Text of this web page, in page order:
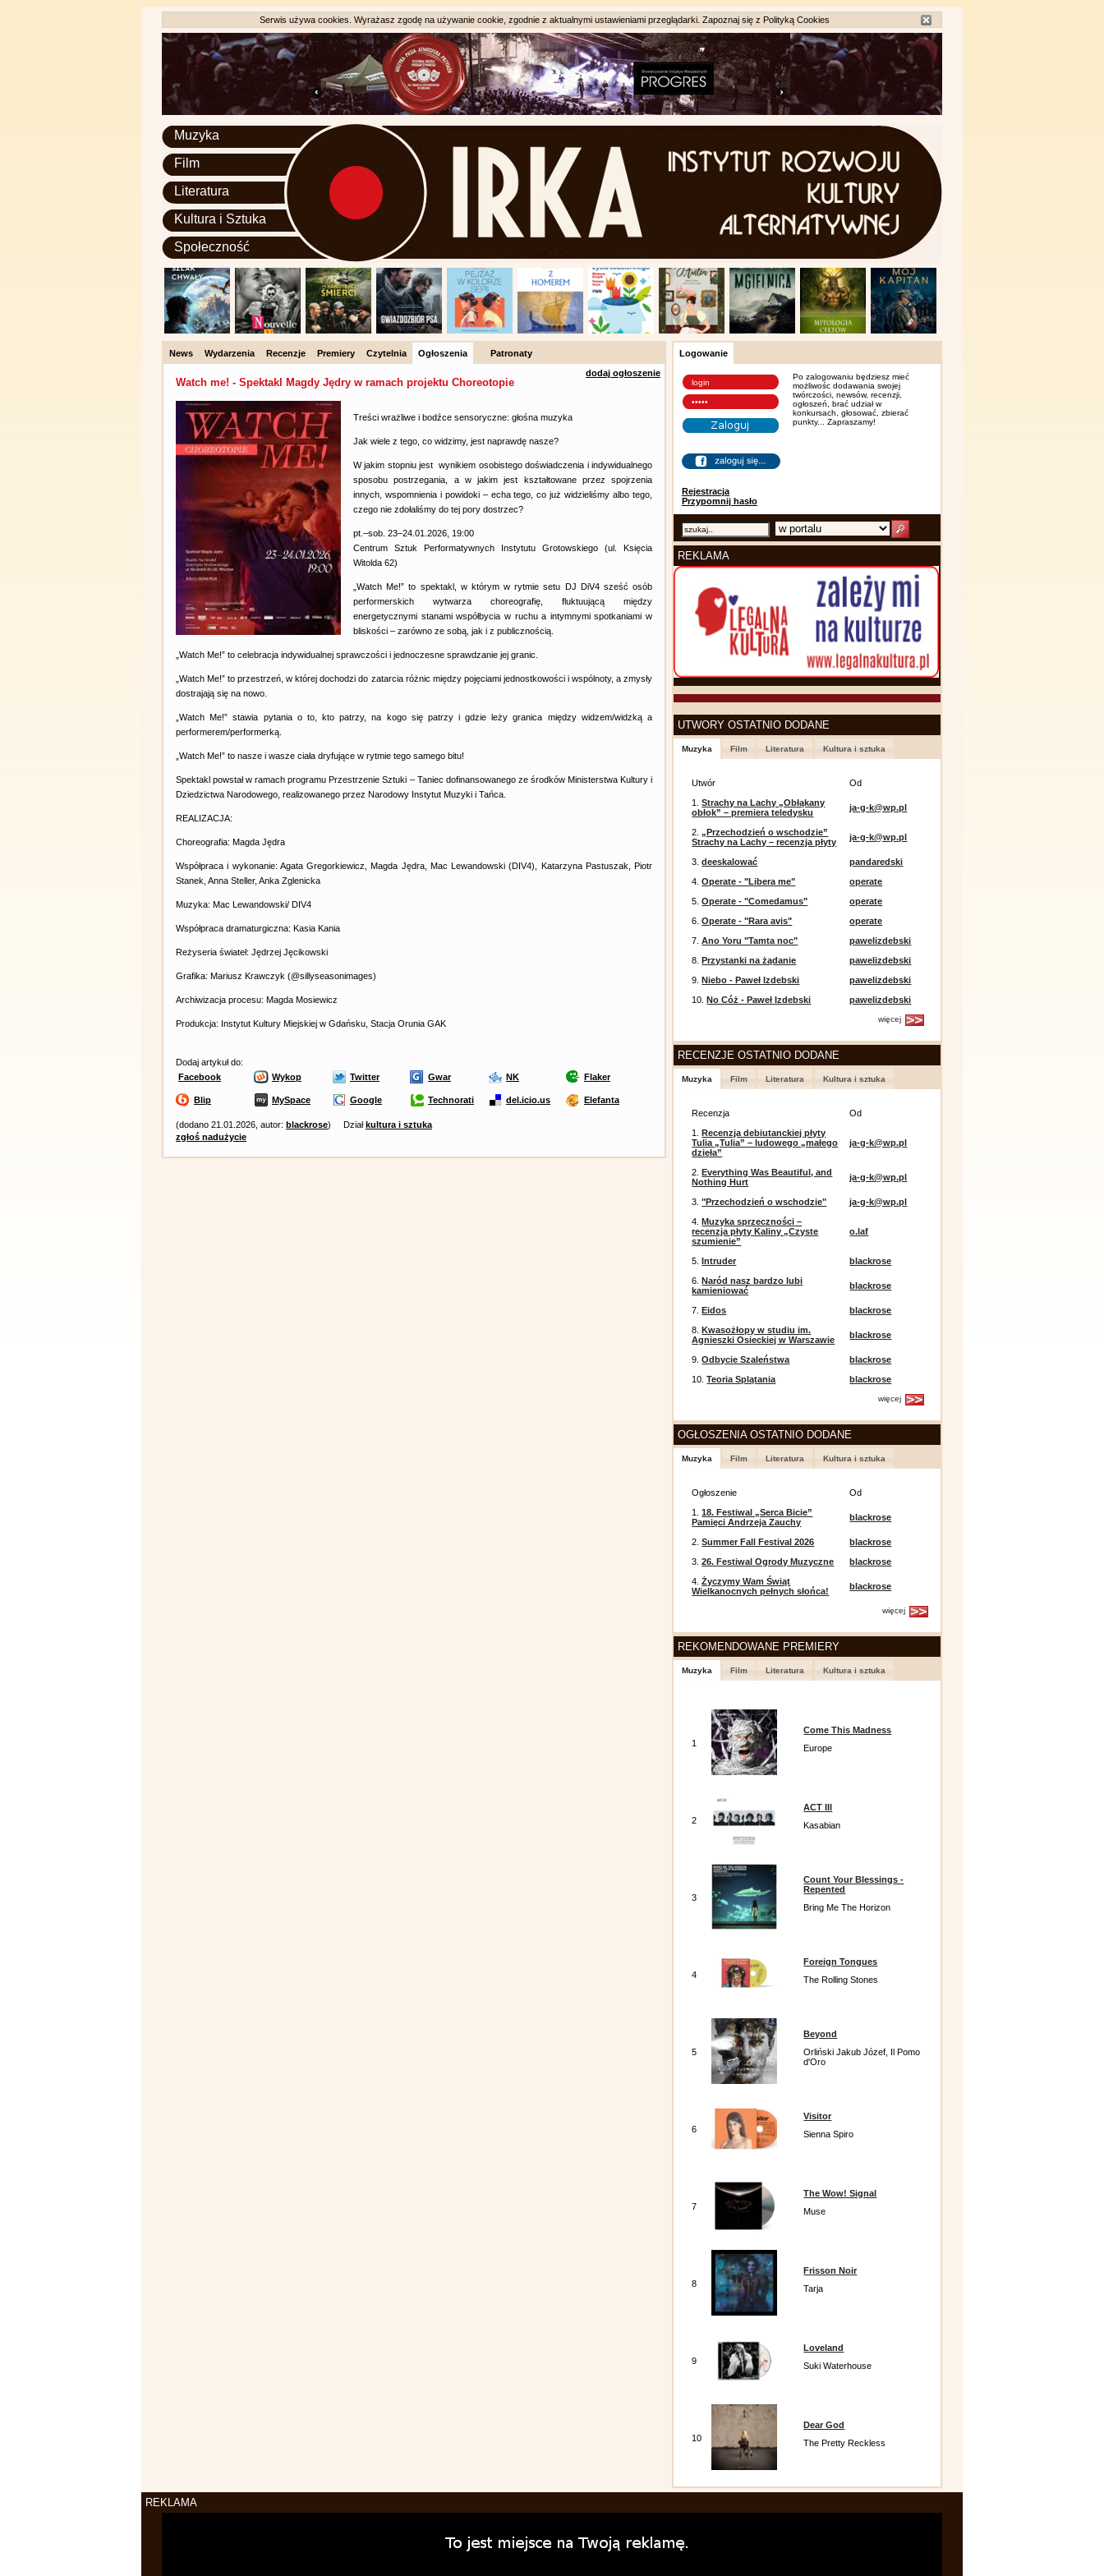
Serwis używa cookies. Wyrażasz zgodę na używanie cookie, zgodnie z aktualnymi ustawieniami przeglądarki. Zapoznaj się z Polityką Cookies
Muzyka
Film
Literatura
Kultura i Sztuka
Społeczność
News Wydarzenia Recenzje Premiery Czytelnia Ogłoszenia
Patronaty
dodaj ogłoszenie
Watch me! - Spektakl Magdy Jędry w ramach projektu Choreotopie
Treści wrażliwe i bodźce sensoryczne: głośna muzyka
Jak wiele z tego, co widzimy, jest naprawdę nasze?
W jakim stopniu jest wynikiem osobistego doświadczenia i indywidualnego
sposobu postrzegania, a w jakim jest kształtowane przez spojrzenia
innych, wspomnienia i powidoki – echa tego, co już widzieliśmy albo tego,
czego nie zdołaliśmy do tej pory dostrzec?
pt.–sob. 23–24.01.2026, 19:00
Centrum Sztuk Performatywnych Instytutu Grotowskiego (ul. Księcia
Witolda 62)
„Watch Me!” to spektakl, w którym w rytmie setu DJ DiV4 sześć osób
performerskich wytwarza choreografię, fluktuującą między
energetycznymi stanami współbycia w ruchu a intymnymi spotkaniami w
bliskości – zarówno ze sobą, jak i z publicznością.
„Watch Me!” to celebracja indywidualnej sprawczości i jednoczesne sprawdzanie jej granic.
„Watch Me!” to przestrzeń, w której dochodzi do zatarcia różnic między pojęciami jednostkowości i wspólnoty, a zmysły
dostrajają się na nowo.
„Watch Me!” stawia pytania o to, kto patrzy, na kogo się patrzy i gdzie leży granica między widzem/widzką a
performerem/performerką.
„Watch Me!” to nasze i wasze ciała dryfujące w rytmie tego samego bitu!
Spektakl powstał w ramach programu Przestrzenie Sztuki – Taniec dofinansowanego ze środków Ministerstwa Kultury i
Dziedzictwa Narodowego, realizowanego przez Narodowy Instytut Muzyki i Tańca.
REALIZACJA:
Choreografia: Magda Jędra
Współpraca i wykonanie: Agata Gregorkiewicz, Magda Jędra, Mac Lewandowski (DIV4), Katarzyna Pastuszak, Piotr
Stanek, Anna Steller, Anka Zglenicka
Muzyka: Mac Lewandowski/ DIV4
Współpraca dramaturgiczna: Kasia Kania
Reżyseria świateł: Jędrzej Jęcikowski
Grafika: Mariusz Krawczyk (@sillyseasonimages)
Archiwizacja procesu: Magda Mosiewicz
Produkcja: Instytut Kultury Miejskiej w Gdańsku, Stacja Orunia GAK
Dodaj artykuł do:
Facebook
Wykop Twitter Gwar NK Flaker
Blip MySpace Google Technorati del.icio.us Elefanta
(dodano 21.01.2026, autor: blackrose) Działkultura i sztuka
zgłoś nadużycie
Logowanie
Rejestracja
Przypomnij hasło
Po zalogowaniu będziesz mieć
możliwośc dodawania swojej
twórczości, newsów, recenzji,
ogłoszeń, brać udział w
konkursach, głosować, zbierać
punkty... Zapraszamy!
REKLAMA
UTWORY OSTATNIO DODANE
Muzyka Film Literatura Kultura i sztuka
Utwór
Od
1.Strachy na Lachy „Obłąkany
obłok” – premiera teledysku
ja-g-k@wp.pl
2.„Przechodzień o wschodzie”
Strachy na Lachy – recenzja płyty
ja-g-k@wp.pl
3.deeskalować
pandaredski
4.Operate - "Libera me"
operate
5.Operate - "Comedamus"
operate
6.Operate - "Rara avis"
operate
7.Ano Yoru "Tamta noc"
pawelizdebski
8.Przystanki na żądanie
pawelizdebski
9.Niebo - Paweł Izdebski
pawelizdebski
10.No Cóż - Paweł Izdebski pawelizdebski
więcej
RECENZJE OSTATNIO DODANE
Muzyka Film Literatura Kultura i sztuka
Recenzja
Od
1.Recenzja debiutanckiej płyty
Tulia „Tulia” – ludowego „małego
dzieła”
ja-g-k@wp.pl
2.Everything Was Beautiful, and
Nothing Hurt
ja-g-k@wp.pl
3."Przechodzień o wschodzie"
ja-g-k@wp.pl
4.Muzyka sprzeczności –
recenzja płyty Kaliny „Czyste
szumienie”
o.laf
5.Intruder
blackrose
6.Naród nasz bardzo lubi
kamieniować
blackrose
7.Eidos
blackrose
8.Kwasożłopy w studiu im.
Agnieszki Osieckiej w Warszawie
blackrose
9.Odbycie Szaleństwa
blackrose
10.Teoria Splątania blackrose
więcej
OGŁOSZENIA OSTATNIO DODANE
Muzyka Film Literatura Kultura i sztuka
Ogłoszenie
Od
1.18. Festiwal „Serca Bicie”
Pamięci Andrzeja Zauchy
blackrose
2.Summer Fall Festival 2026
blackrose
3.26. Festiwal Ogrody Muzyczne
blackrose
4.Życzymy Wam Świąt
Wielkanocnych pełnych słońca!
blackrose
więcej
REKOMENDOWANE PREMIERY
Muzyka Film Literatura Kultura i sztuka
1
Come This Madness
Europe
2
ACT III
Kasabian
3
Count Your Blessings -
Repented
Bring Me The Horizon
4
Foreign Tongues
The Rolling Stones
5
Beyond
Orliński Jakub Józef, Il Pomo
d'Oro
6
Visitor
Sienna Spiro
7
The Wow! Signal
Muse
8
Frisson Noir
Tarja
9
Loveland
Suki Waterhouse
10
Dear God
The Pretty Reckless
REKLAMA